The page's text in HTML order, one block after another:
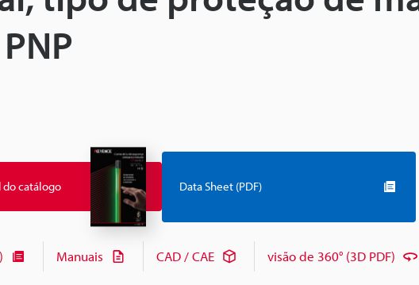
do catálogo Data Sheet (PDF)
Manuais CAD / CAE visão de 360° (3D PDF)